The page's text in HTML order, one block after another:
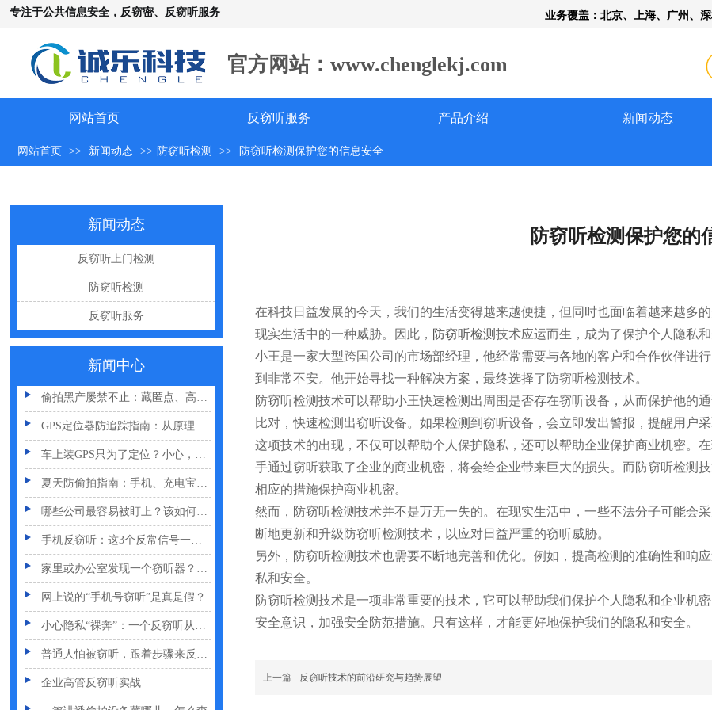
业务覆盖：北京、上海、广州、
专注于公共信息安全，反窃密、反窃听服务
官方网站：www.chenglekj.com
网站首页 反窃听服务 产品介绍 新闻动态
网站首页 >> 新闻动态 >> 防窃听检测 >> 防窃听检测保护您的信息安全
新闻动态
反窃听上门检测
防窃听检测
反窃听服务
新闻中心
反窃听中有哪些常见的误区
出门在外，你还敢随手连WiFi吗
网购“反窃听神器”为何总翻车？
反窃听检测的用处
办公室哪些东西暗藏窃密风险
偷拍黑产屡禁不止：藏匿点、高发场景与实用防拍指南
网上说的“手机号窃听”是真是假？
企业高管反窃听实战
一篇讲透偷拍设备藏哪儿、怎么查
防窃听检测保护您的
在科技日益发展的今天，我们的生活变得越来越便捷，但同时也面临着越来越多
现实生活中的一种威胁。因此， 防窃听检测技术应运而生，成为了保护个人隐私和
小王是一家大型跨国公司的市场部经理，他经常需要与各地的客户和合作伙伴进
到非常不安。他开始寻找一种解决方案，最终选择了防窃听检测技术。
防窃听检测技术可以帮助小王快速检测出周围是否存在窃听设备，从而保护他的
比对，快速检测出窃听设备。如果检测到窃听设备，会立即发出警报，提醒用户采
这项技术的出现，不仅可以帮助个人保护隐私，还可以帮助企业保护商业机密。
手通过窃听获取了企业的商业机密，将会给企业带来巨大的损失。而防窃听检测
相应的措施保护商业机密。
然而，防窃听检测技术并不是万无一失的。在现实生活中，一些不法分子可能会
断地更新和升级防窃听检测技术，以应对日益严重的窃听威胁。
另外，防窃听检测技术也需要不断地完善和优化。例如，提高检测的准确性和响
私和安全。
防窃听检测技术是一项非常重要的技术，它可以帮助我们保护个人隐私和企业机
安全意识，加强安全防范措施。只有这样，才能更好地保护我们的隐私和安全。
上一篇 反窃听技术的前沿研究与趋势展望